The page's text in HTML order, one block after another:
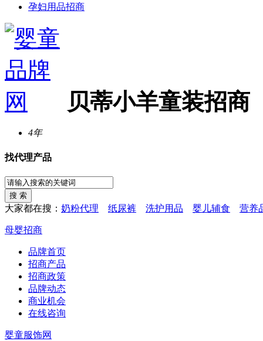
孕妇用品招商
贝蒂小羊童装招商
4年
找代理产品
大家都在搜： 奶粉代理 纸尿裤 洗护用品 婴儿辅食 营养
母婴招商
品牌首页
招商产品
招商政策
品牌动态
商业机会
在线咨询
婴童服饰网